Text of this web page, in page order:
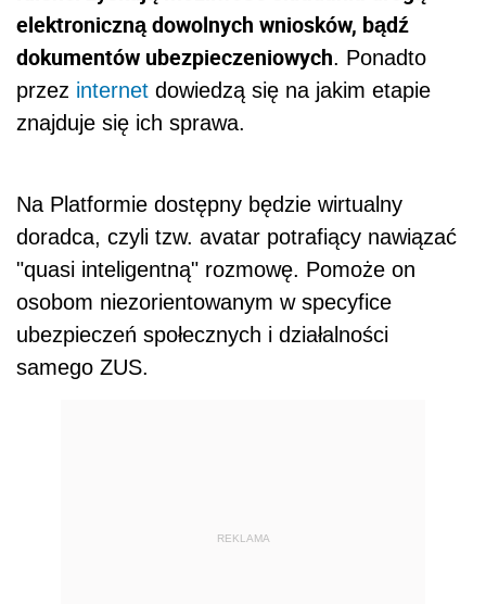
elektroniczną dowolnych wniosków, bądź
dokumentów ubezpieczeniowych. Ponadto
przez internet dowiedzą się na jakim etapie
znajduje się ich sprawa.
Na Platformie dostępny będzie wirtualny
doradca, czyli tzw. avatar potrafiący nawiązać
"quasi inteligentną" rozmowę. Pomoże on
osobom niezorientowanym w specyfice
ubezpieczeń społecznych i działalności
samego ZUS.
REKLAMA